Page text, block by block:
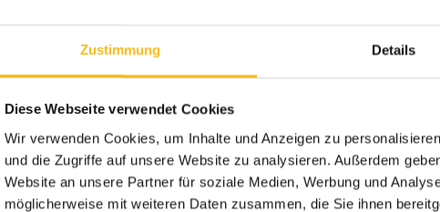
Zustimmung Details
Diese Webseite verwendet Cookies
Wir verwenden Cookies, um Inhalte und Anzeigen zu
und die Zugriffe auf unsere Website zu analysieren. Außerdem
Website an unsere Partner für soziale Medien, Werbung und
möglicherweise mit weiteren Daten zusammen, die Sie ihnen
SPRITZGUSS ERGEBNISSE
Werkstoffe